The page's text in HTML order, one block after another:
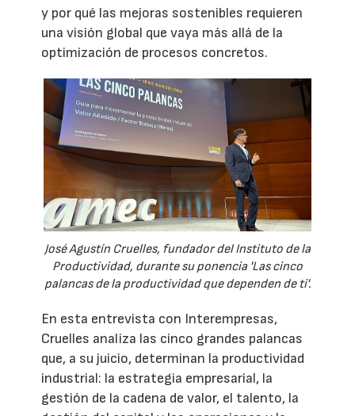
y por qué las mejoras sostenibles requieren
una visión global que vaya más allá de la
optimización de procesos concretos.
José Agustín Cruelles, fundador del Instituto de la
Productividad, durante su ponencia 'Las cinco
palancas de la productividad que dependen de ti'.
En esta entrevista con Interempresas,
Cruelles analiza las cinco grandes palancas
que, a su juicio, determinan la productividad
industrial: la estrategia empresarial, la
gestión de la cadena de valor, el talento, la